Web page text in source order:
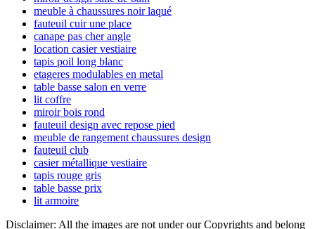
meuble à chaussures noir laqué
fauteuil cuir une place
canape pas cher angle
location casier vestiaire
tapis poil long blanc
etageres modulables en metal
table basse salon en verre
lit coffre
miroir bois rond
fauteuil design avec repose pied
meuble de rangement chaussures design
fauteuil club
casier métallique vestiaire
tapis rouge gris
table basse prix
lit armoire
Disclaimer: All the images are not under our Copyrights and belong